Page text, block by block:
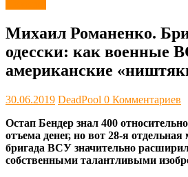
Михаил Романенко.
одесски: как военные
американские
30.06.2019 DeadPool 0 Комментариев
Остап Бендер знал 400
отъема денег, но вот 28-я
бригада ВСУ значительно
собственными талантливыми